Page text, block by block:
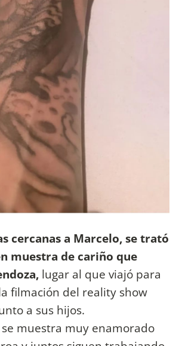
cercanas a Marcelo, se trató
muestra de cariño que
lugar al que viajó para
filmación del reality show
a sus hijos.
muestra muy enamorado